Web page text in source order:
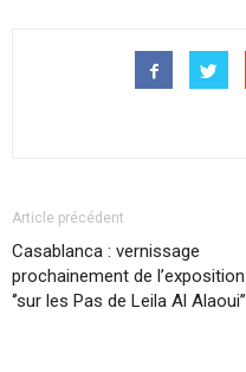
Article précédent
Casablanca : vernissage
prochainement de l’exposition
‘’sur les Pas de Leila Al Alaoui’’